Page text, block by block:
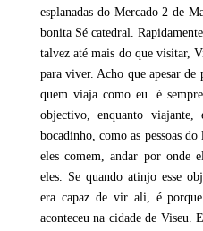
esplanadas do Mercado 2 de
bonita Sé catedral.
talvez até mais do que visitar,
para viver. Acho que apesar de
quem viaja como eu. é
objectivo, enquanto
bocadinho, como as pessoas
eles comem, andar por onde
eles. Se quando atinjo esse
era capaz de vir ali, é
aconteceu na cidade de Viseu.